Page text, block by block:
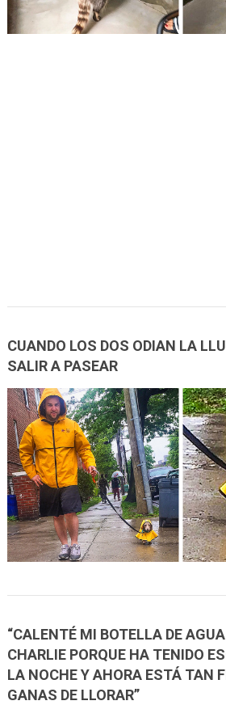
CUANDO LOS DOS ODIAN LA
SALIR A PASEAR
“CALENTÉ MI BOTELLA DE
CHARLIE PORQUE HA TENIDO
LA NOCHE Y AHORA ESTÁ TAN
GANAS DE LLORAR”